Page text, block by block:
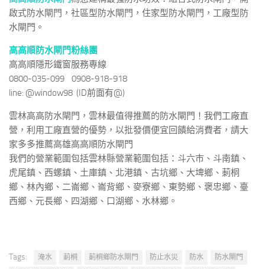
啟式防水閘門，社區型防水閘門，住家型防水閘門，工廠型防
水閘門。
高高順防水閘門粉絲團
高高順隱形鐵窗服務專線
0800-035-099 0908-918-918
line: @window98 (ID前面有@)
雲林高高防水閘門，雲林最值得推薦的防水閘門！我們工廠直
營，利用工廠直營的優勢，以批發價便宜回饋給消費者，請大
家多多推薦高雄高高順防水閘門
我們的營業範圍包括雲林縣營業範圍包括：斗六市、斗南鎮、
虎尾鎮、西螺鎮、土庫鎮、北港鎮、古坑鄉、大埤鄉、莿桐
鄉、林內鄉、二崙鄉、崙背鄉、麥寮鄉、東勢鄉、褒忠鄉、臺
西鄉、元長鄉、四湖鄉、口湖鄉、水林鄉。
Tags: 淹水 莿桐 莿桐鄉防水閘門 防止水災 防水
防水閘門